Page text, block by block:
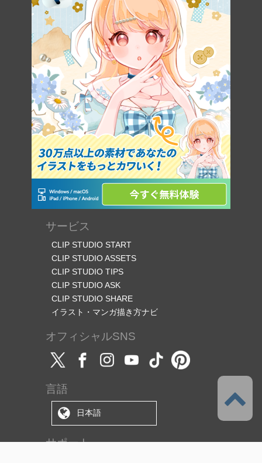
サービス
CLIP STUDIO START
CLIP STUDIO ASSETS
CLIP STUDIO TIPS
CLIP STUDIO ASK
CLIP STUDIO SHARE
イラスト・マンガ描き方ナビ
オフィシャルSNS
言語
日本語
サポート